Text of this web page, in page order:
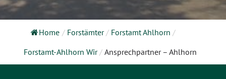
Home / Forstämter / Forstamt Ahlhorn /
Forstamt-Ahlhorn Wir / Ansprechpartner – Ahlhorn